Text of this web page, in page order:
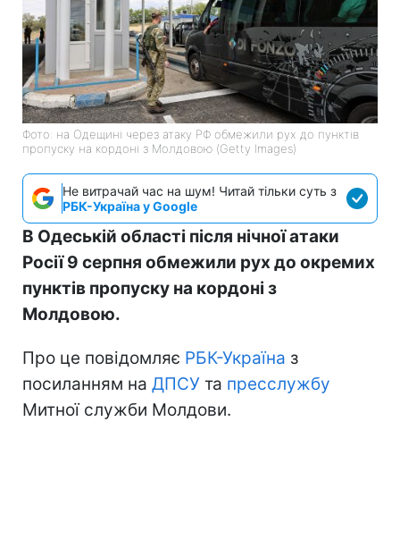
Фото: на Одещині через атаку РФ обмежили рух до пунктів
пропуску на кордоні з Молдовою (Getty Images)
Не витрачай час на шум! Читай тільки суть з
РБК-Україна у Google
В Одеській області після нічної атаки
Росії 9 серпня обмежили рух до окремих
пунктів пропуску на кордоні з
Молдовою.
Про це повідомляє РБК-Україна з
посиланням на ДПСУ та пресслужбу
Митної служби Молдови.